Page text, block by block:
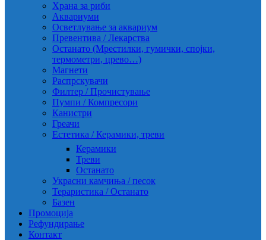
Храна за риби
Аквариуми
Осветлување за аквариум
Превентива / Лекарства
Останато (Мрестилки, гумички, спојки,
термометри, црево…)
Магнети
Распрскувачи
Филтер / Прочистување
Пумпи / Компресори
Канистри
Греачи
Естетика / Керамики, треви
Керамики
Треви
Останато
Украсни камчиња / песок
Тераристика / Останато
Базен
Промоција
Рефундирање
Контакт